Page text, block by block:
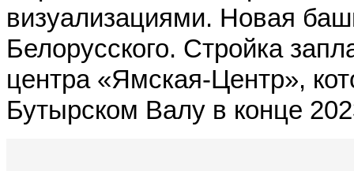
визуализациями. Новая
Белорусского. Стройка
центра «Ямская-Центр»,
Бутырском Валу в конце